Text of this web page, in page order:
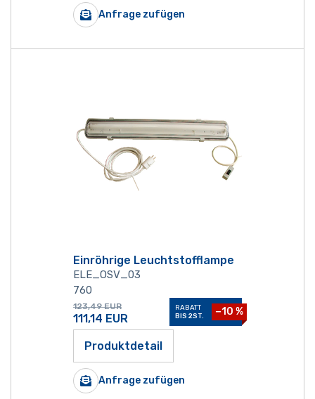
Anfrage zufügen
Einröhrige Leuchtstofflampe
ELE_OSV_03
760
123,49 EUR
111,14 EUR
RABATT
BIS 2ST.
−10 %
Produktdetail
Anfrage zufügen